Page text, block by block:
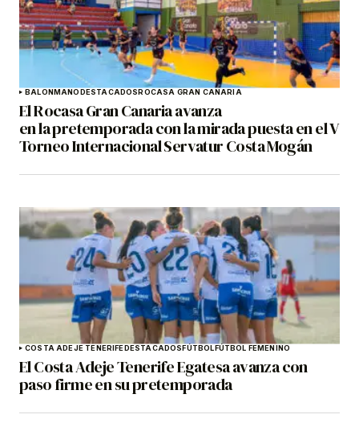
BALONMANODESTACADOSROCASA GRAN CANARIA
El Rocasa Gran Canaria avanza
en la pretemporada con la mirada puesta en el V
Torneo Internacional Servatur Costa Mogán
COSTA ADEJE TENERIFEDESTACADOSFÚTBOLFÚTBOL FEMENINO
El Costa Adeje Tenerife Egatesa avanza con
paso firme en su pretemporada